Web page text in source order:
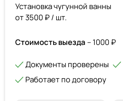
Установка чугунной ванны
от 3500 ₽ / шт.
Стоимость выезда – 1000 ₽
Документы проверены
Работает по договору